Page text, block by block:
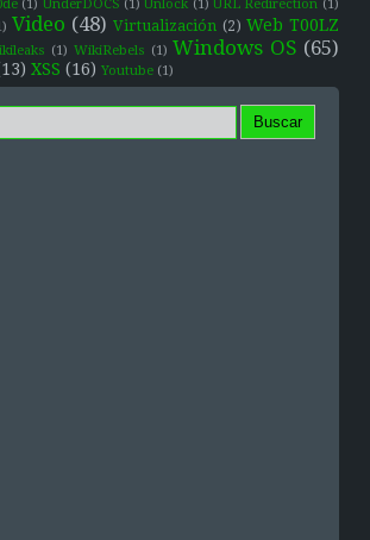
(1) UnderDOCS (1) Unlock (1) URL Redirection (1)
Video (48) Virtualización (2) Web T00LZ
(1) WikiRebels (1) Windows OS (65)
XSS (16) Youtube (1)